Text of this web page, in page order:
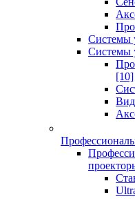
Системы
Системы
[10]